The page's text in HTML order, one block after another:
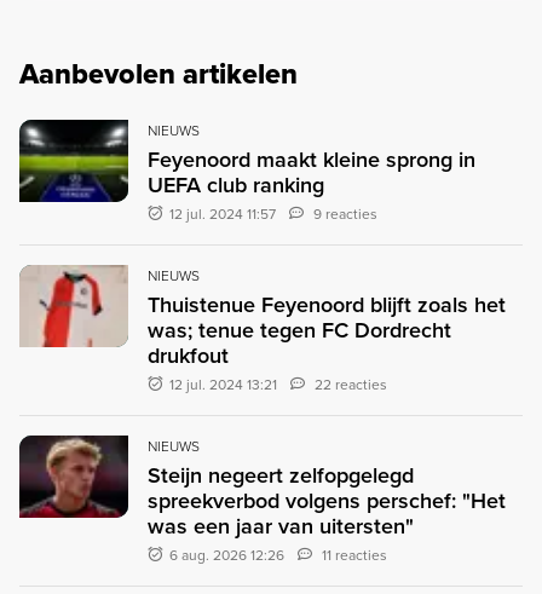
Aanbevolen artikelen
NIEUWS
Feyenoord maakt kleine sprong in
UEFA club ranking
12 jul. 2024 11:57 9 reacties
NIEUWS
Thuistenue Feyenoord blijft zoals het
was; tenue tegen FC Dordrecht
drukfout
12 jul. 2024 13:21 22 reacties
NIEUWS
Steijn negeert zelfopgelegd
spreekverbod volgens perschef: "Het
was een jaar van uitersten"
6 aug. 2026 12:26 11 reacties